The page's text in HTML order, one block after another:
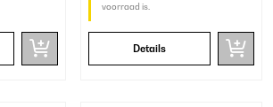
voorraad is.
Details